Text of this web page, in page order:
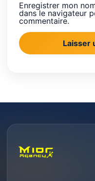
Enregistrer mon
dans le navigateur
commentaire.